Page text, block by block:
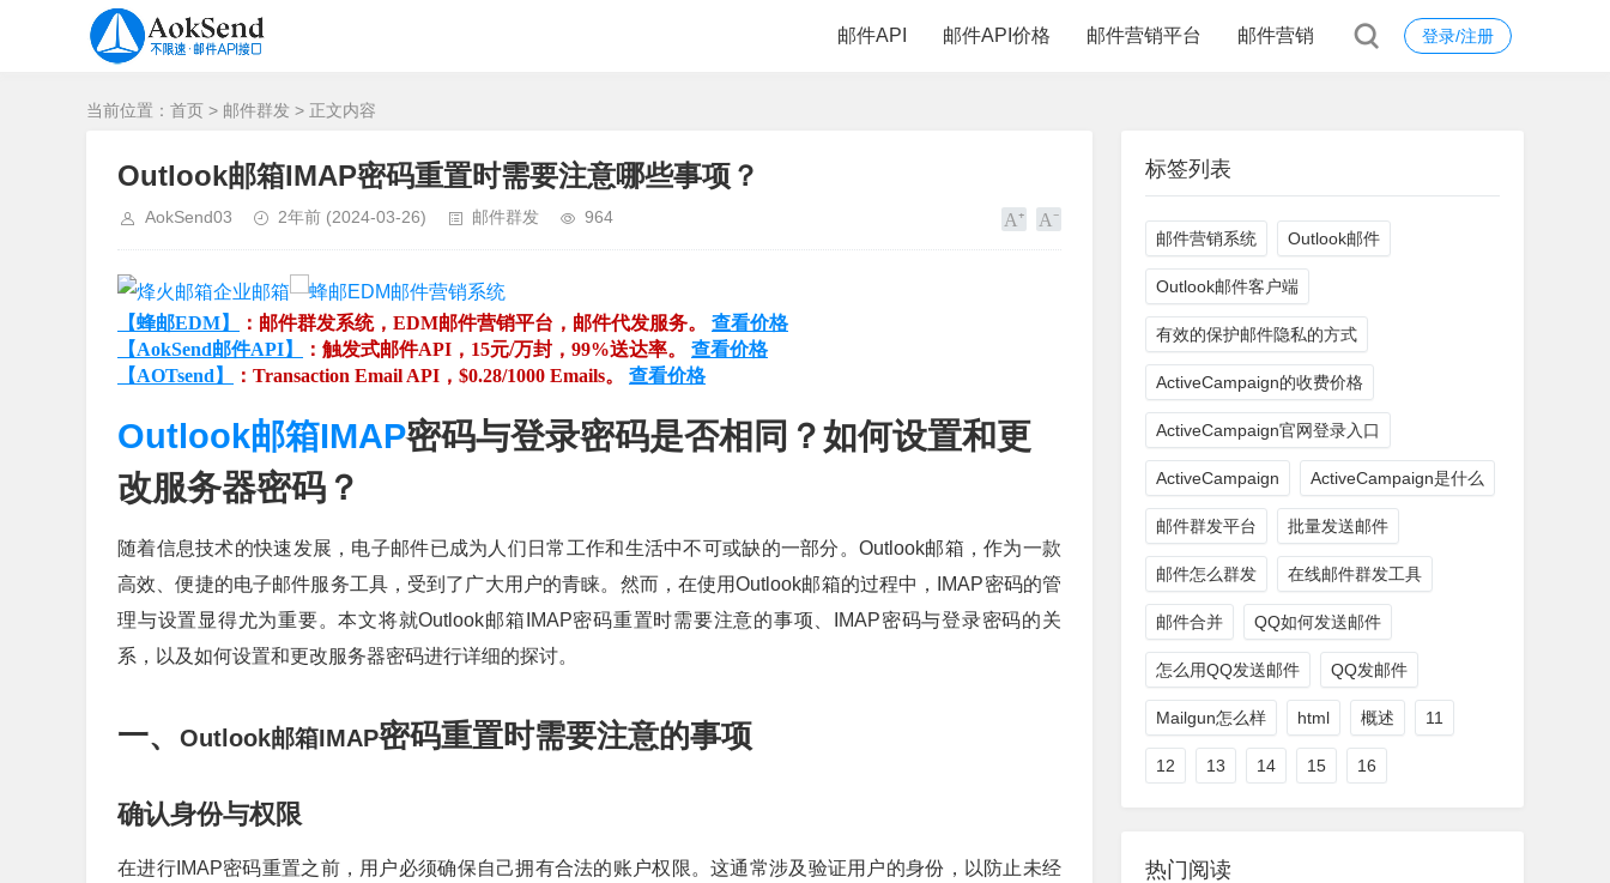
登录/注册
邮件API 邮件API价格 邮件营销平台 邮件营销
当前位置： 首页 > 邮件群发 > 正文内容
Outlook邮箱IMAP密码重置时需要注意哪些事项？
AokSend03 2年前 (2024-03-26) 邮件群发 964
【蜂邮EDM】 ：邮件群发系统，EDM邮件营销平台，邮件代发服务。 查看价格
【AokSend邮件API】
：触发式邮件API，15元/万封，99%送达率。 查看价格
【AOTsend】
：Transaction Email API，$0.28/1000 Emails。 查看价格
Outlook邮箱IMAP密码与登录密码是否相同？如何设置和更
改服务器密码？
随着信息技术的快速发展，电子邮件已成为人们日常工作和生活中不可或缺的一部分。Outlook邮箱，作为一款
高效、便捷的电子邮件服务工具，受到了广大用户的青睐。然而，在使用Outlook邮箱的过程中，IMAP密码的管
理与设置显得尤为重要。本文将就Outlook邮箱IMAP密码重置时需要注意的事项、IMAP密码与登录密码的关
系，以及如何设置和更改服务器密码进行详细的探讨。
一、 Outlook邮箱IMAP密码重置时需要注意的事项
确认身份与权限
在进行IMAP密码重置之前，用户必须确保自己拥有合法的账户权限。这通常涉及验证用户的身份，以防止未经
标签列表
邮件营销系统 Outlook邮件
Outlook邮件客户端
有效的保护邮件隐私的方式
ActiveCampaign的收费价格
ActiveCampaign官网登录入口
ActiveCampaign ActiveCampaign是什么
邮件群发平台 批量发送邮件
邮件怎么群发 在线邮件群发工具
邮件合并 QQ如何发送邮件
怎么用QQ发送邮件 QQ发邮件
Mailgun怎么样 html 概述 11
12 13 14 15 16
热门阅读